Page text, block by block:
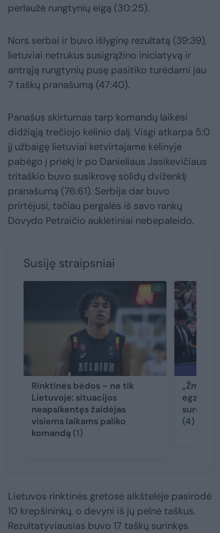
perlaužė rungtynių eigą (30:25).
Nors serbai ir buvo išlyginę rezultatą (39:39),
lietuviai netrukus susigrąžino iniciatyvą ir
antrąją rungtynių pusę pasitiko turėdami jau
7 taškų pranašumą (47:40).
Panašus skirtumas tarp komandų laikėsi
didžiąją trečiojo kėlinio dalį. Visgi atkarpa 5:0
jį užbaigę lietuviai ketvirtajame kėlinyje
pabėgo į priekį ir po Danieliaus Jasikevičiaus
tritaškio buvo susikrovę solidų dviženklį
pranašumą (76:61). Serbija dar buvo
prirtėjusi, tačiau pergalės iš savo rankų
Dovydo Petraičio auklėtiniai nebepaleido.
Susiję straipsniai
Rinktinės bėdos – ne tik
Lietuvoje: situacijos
neapsikentęs žaidėjas
visiems laikams paliko
komandą (1)
(4)
Lietuvos rinktinės gretose aikštelėje pasirodė
10 krepšininkų, o devyni iš jų pelnė taškus.
Rezultatyviausias buvo 17 taškų surinkęs